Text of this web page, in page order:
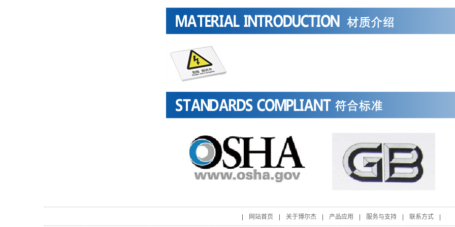
| 网站首页 | 关于博尔杰 | 产品应用 | 服务与支持 | 联系方式 |